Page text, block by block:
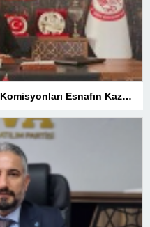
Başkan Havabulut:”Kredi Kartı Komisyonları Esnafın Kazancını Eritiyor”